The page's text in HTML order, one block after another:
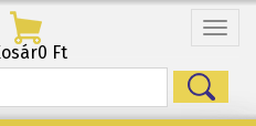
Menü
0 Ft